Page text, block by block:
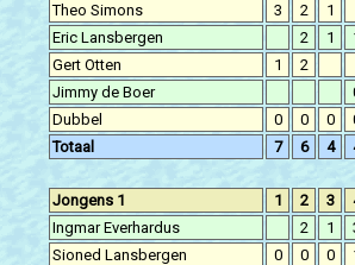
Theo Simons
3 2
1
Eric Lansbergen
2 1
Gert Otten
1
2
Jimmy de Boer
Dubbel
0 0 0
Totaal
7 6 4
Jongens 1 1 2 3
Ingmar Everhardus
2 1
Sioned Lansbergen
0 0 0